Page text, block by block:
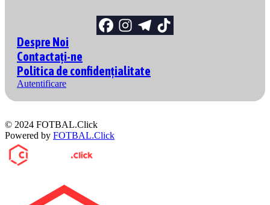
Despre Noi
Contactați-ne
Politica de confidențialitate
Autentificare
© 2024 FOTBAL.Click
Powered by FOTBAL.Click